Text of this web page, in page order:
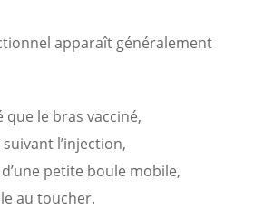
apparaît généralement
que le bras vacciné,
l’injection,
petite boule mobile,
au toucher.